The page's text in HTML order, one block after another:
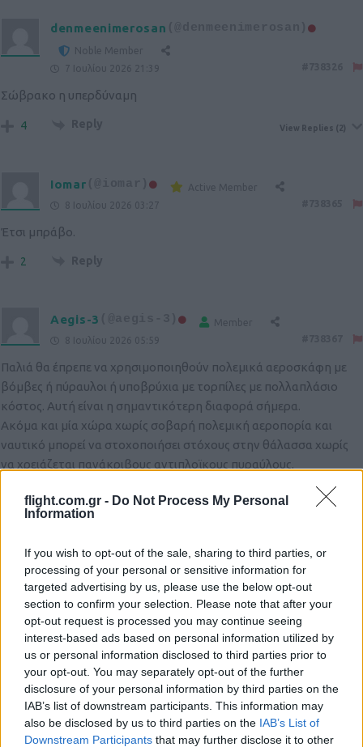
flight.com.gr - Do Not Process My Personal
Information
If you wish to opt-out of the sale, sharing to third parties, or
processing of your personal or sensitive information for
targeted advertising by us, please use the below opt-out
section to confirm your selection. Please note that after your
opt-out request is processed you may continue seeing
interest-based ads based on personal information utilized by
us or personal information disclosed to third parties prior to
your opt-out. You may separately opt-out of the further
disclosure of your personal information by third parties on the
IAB’s list of downstream participants. This information may
also be disclosed by us to third parties on the IAB’s List of
Downstream Participants that may further disclose it to other
denmeenimerosan (@denmeenimerosan)
Noble Member
7 Ιουλίου 2026 21:39
Σώβρακο η υπερδύναμη
4 Reply View Replies (2)
Iomar (@iomar)
Active Member
8 Ιουλίου 2026 03:27
Έτσι μπράβο.
2 Reply
Aegis-3
Member
8 Ιουλίου 2026 05:59
Παλιά θα έπρεπε να χρησιμοποιηθούν πολεμικά αεροσκάφη με
βόμβες ή πύραυλοι ή υποβρύχια με τορπίλες με πολλαπλάσιο
κόστος. Αυτή είναι η σημαντικότερη διαφορά σήμερα.
Ακόμα και μία χώρα χωρίς σοβαρή πολεμική αεροπορία και
ναυτικό μπορεί να στοχοποιήσει στόχους στην θάλασσα χωρίς
να χρειάζεται πανάκριβους αντιπλοϊκους πυραύλους.
Δεν κερδίζεις τον πολέμο έτσι, αλλά τον παρατείνεις τόσο ώστε
να είναι ασύμφορη η συνέχιση του για τον πιο ισχυρό αντίπαλο.